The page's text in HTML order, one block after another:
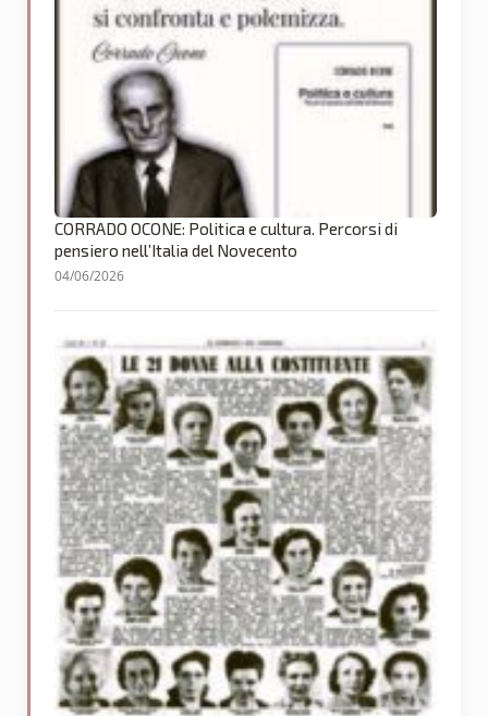
CORRADO OCONE: Politica e cultura. Percorsi di
pensiero nell’Italia del Novecento
04/06/2026